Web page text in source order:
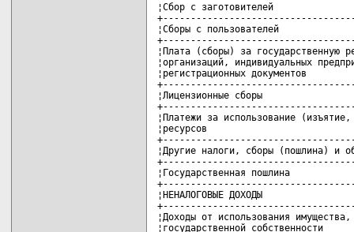
¦Сбор с заготовителей
¦Сборы с пользователей
¦Плата (сборы) за
¦организаций, индивидуальных
¦регистрационных
¦Лицензионные сборы
¦Платежи за использование
¦ресурсов
¦Другие налоги, сборы (пошлина) и
¦Государственная пошлина
¦НЕНАЛОГОВЫЕ ДОХОДЫ
¦Доходы от использования
¦государственной